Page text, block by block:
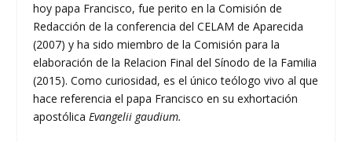
hoy papa Francisco, fue perito en la Comisión de
Redacción de la conferencia del CELAM de Aparecida
(2007) y ha sido miembro de la Comisión para la
elaboración de la Relacion Final del Sínodo de la Familia
(2015). Como curiosidad, es el único teólogo vivo al que
hace referencia el papa Francisco en su exhortación
apostólica Evangelii gaudium.